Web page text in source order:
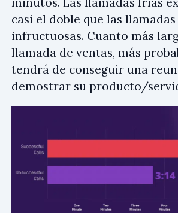
casi el doble que las
infructuosas. Cuanto más
llamada de ventas, más
tendrá de conseguir una
demostrar su producto/